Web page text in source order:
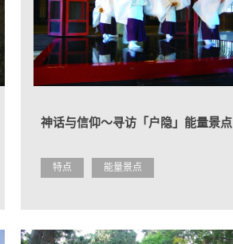
神话与信仰～寻访「户隐」能量景点
特点 能量景点